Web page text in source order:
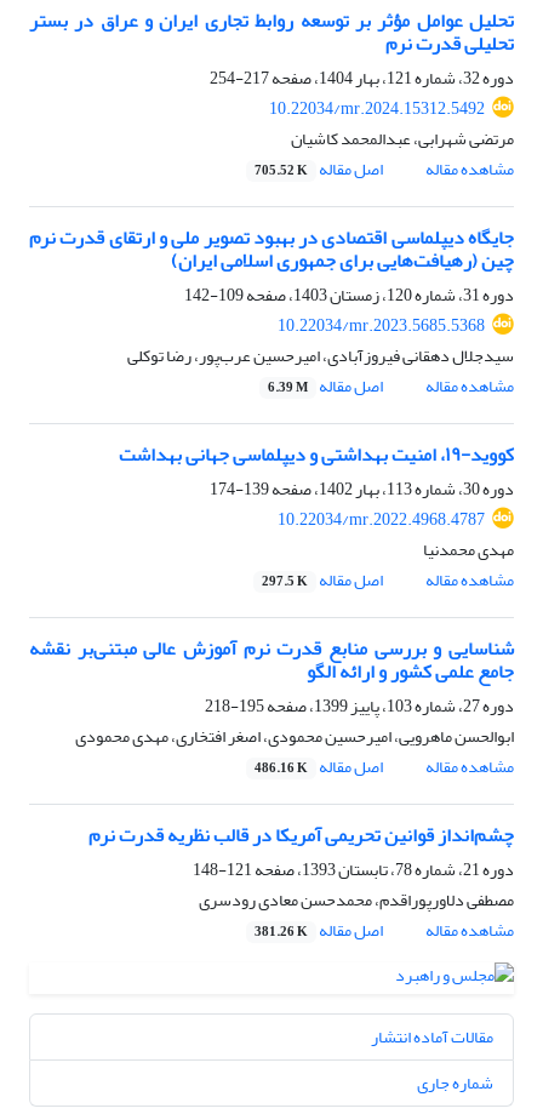
تحلیل عوامل مؤثر بر توسعه روابط تجاری ایران و عراق در بستر
تحلیلی قدرت نرم
دوره 32، شماره 121، بهار 1404، صفحه
217-254
10.22034/mr.2024.15312.5492
مرتضی شهرابی، عبدالمحمد کاشیان
مشاهده مقاله
اصل مقاله 705.52 K
جایگاه دیپلماسی اقتصادی در بهبود تصویر ملی و ارتقای قدرت نرم
چین (رهیافت‌هایی برای جمهوری اسلامی ایران)
دوره 31، شماره 120، زمستان 1403، صفحه
109-142
10.22034/mr.2023.5685.5368
سیدجلال دهقانی فیروزآبادی، امیرحسین عرب‌پور، رضا توکلی
مشاهده مقاله
اصل مقاله 6.39 M
کووید-۱۹، امنیت بهداشتی و دیپلماسی جهانی بهداشت
دوره 30، شماره 113، بهار 1402، صفحه
139-174
10.22034/mr.2022.4968.4787
مهدی محمدنیا
مشاهده مقاله
اصل مقاله 297.5 K
شناسایی و بررسی منابع قدرت نرم آموزش عالی مبتنی‌بر نقشه
جامع علمی کشور و ارائه الگو
دوره 27، شماره 103، پاییز 1399، صفحه
195-218
ابوالحسن ماهرویی، امیرحسین محمودی، اصغر افتخاری، مهدی محمودی
مشاهده مقاله
اصل مقاله 486.16 K
چشم‌انداز قوانین تحریمی آمریکا در قالب نظریه قدرت نرم
دوره 21، شماره 78، تابستان 1393، صفحه
121-148
مصطفی دلاورپوراقدم، محمدحسن معادی رودسری
مشاهده مقاله
اصل مقاله 381.26 K
مقالات آماده انتشار
شماره جاری